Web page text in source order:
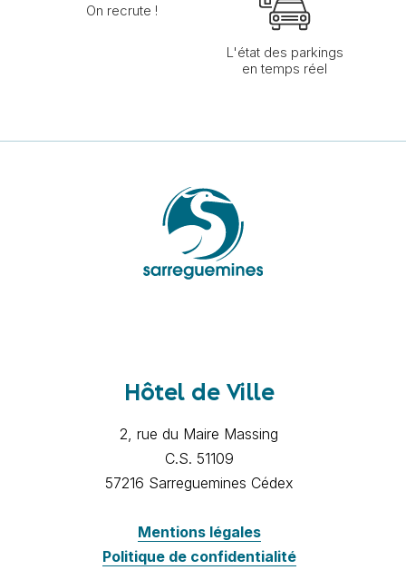
On recrute !
L'état des parkings
en temps réel
Hôtel de Ville
2, rue du Maire Massing
C.S. 51109
57216 Sarreguemines Cédex
Mentions légales
Politique de confidentialité